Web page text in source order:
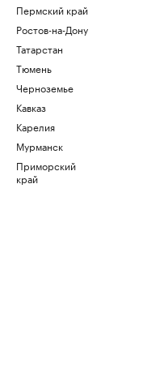
Пермский край
Ростов-на-Дону
Татарстан
Тюмень
Черноземье
Кавказ
Карелия
Мурманск
Приморский
край